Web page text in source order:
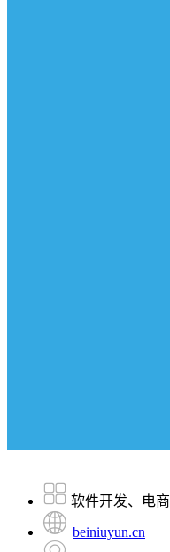
软件开发、电商
beiniuyun.cn